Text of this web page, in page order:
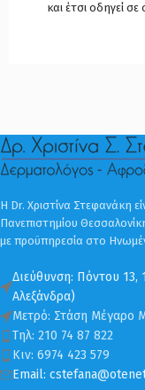
και έτσι οδηγεί
Η Dr. Χριστίνα Στεφανάκη
Πανεπιστημίου
με προϋπηρεσία στο
Διεύθυνση: Πόντου 13,
Αλεξάνδρα)
Μετρό: Στάση Μέγαρο
Τηλ: 210 74 87 822
Κιν: 6974 423 579
Email: